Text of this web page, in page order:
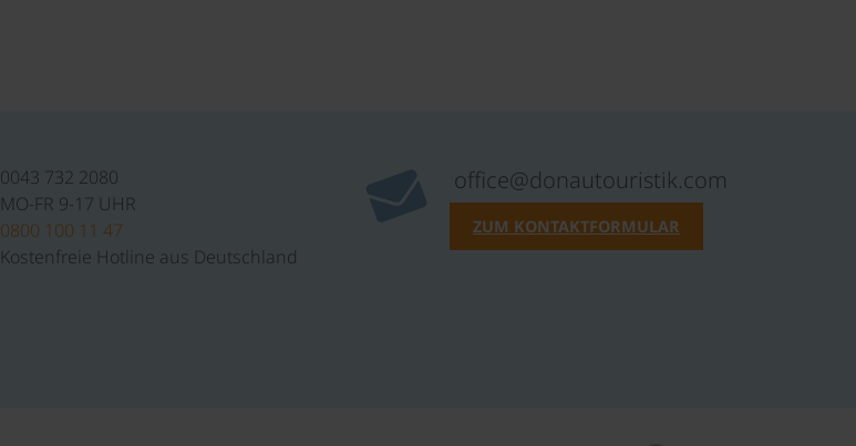
0043 732 2080
MO-FR 9-17 UHR
0800 100 11 47
Kostenfreie Hotline aus Deutschland
office@donautouristik.com
ZUM KONTAKTFORMULAR